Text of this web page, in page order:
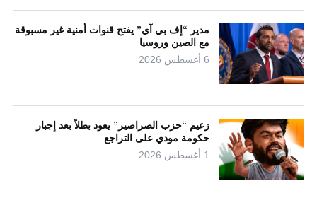
مدير “إف بي آي” يفتح قنوات أمنية غير مسبوقة
مع الصين وروسيا
6 أغسطس 2026
زعيم “حزب الصراصير” يعود بطلاً بعد إجبار
حكومة مودي على التراجع
1 أغسطس 2026